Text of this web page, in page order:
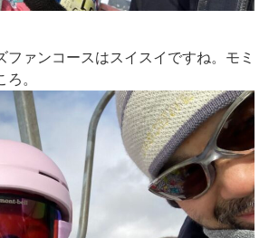
ファンコースはスイスイですね。モミ
。